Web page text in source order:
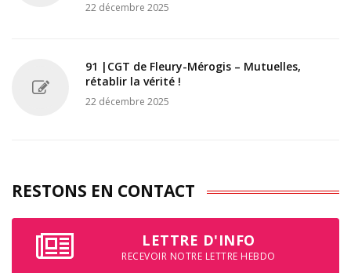
22 décembre 2025
91 |CGT de Fleury-Mérogis – Mutuelles,
rétablir la vérité !
22 décembre 2025
RESTONS EN CONTACT
LETTRE D'INFO
RECEVOIR NOTRE LETTRE HEBDO